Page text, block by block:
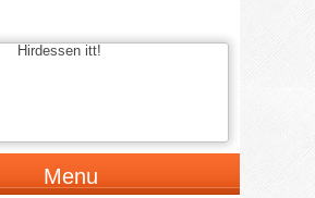
Hirdessen itt!
Menu